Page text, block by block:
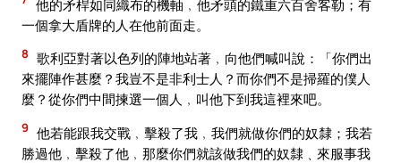
他的矛桿如同織布的機軸﹐他矛頭的鐵重六百舍客勒；有
一個拿大盾牌的人在他前面走。
8 歌利亞對著以色列的陣地站著﹐向他們喊叫說：「你們出
來擺陣作甚麼？我豈不是非利士人？而你們不是掃羅的僕人
麼？從你們中間揀選一個人﹐叫他下到我這裡來吧。
9 他若能跟我交戰﹐擊殺了我﹐我們就做你們的奴隸；我若
勝過他﹐擊殺了他﹐那麼你們就該做我們的奴隸﹑來服事我